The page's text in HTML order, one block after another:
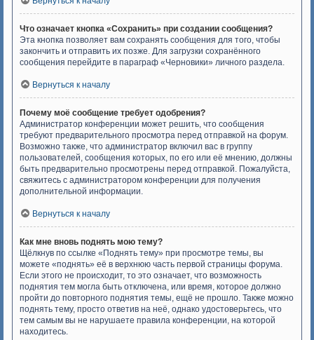
Что означает кнопка «Сохранить» при создании сообщения?
Эта кнопка позволяет вам сохранять сообщения для того, чтобы
закончить и отправить их позже. Для загрузки сохранённого
сообщения перейдите в параграф «Черновики» личного раздела.
Вернуться к началу
Почему моё сообщение требует одобрения?
Администратор конференции может решить, что сообщения
требуют предварительного просмотра перед отправкой на форум.
Возможно также, что администратор включил вас в группу
пользователей, сообщения которых, по его или её мнению, должны
быть предварительно просмотрены перед отправкой. Пожалуйста,
свяжитесь с администратором конференции для получения
дополнительной информации.
Вернуться к началу
Как мне вновь поднять мою тему?
Щёлкнув по ссылке «Поднять тему» при просмотре темы, вы
можете «поднять» её в верхнюю часть первой страницы форума.
Если этого не происходит, то это означает, что возможность
поднятия тем могла быть отключена, или время, которое должно
пройти до повторного поднятия темы, ещё не прошло. Также можно
поднять тему, просто ответив на неё, однако удостоверьтесь, что
тем самым вы не нарушаете правила конференции, на которой
находитесь.